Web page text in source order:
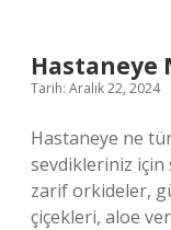
Hastaneye
Tarih: Aralık 22, 2024
Hastaneye ne
sevdikleriniz için
zarif orkideler,
çiçekleri, aloe